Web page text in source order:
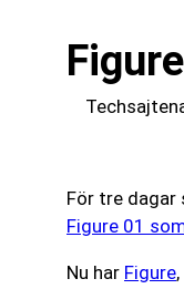
Techsajten
För tre dagar
Figure 01
Nu har Figure